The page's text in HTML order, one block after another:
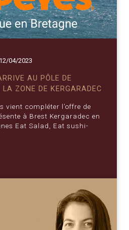
12/04/2023
AU PÔLE DE
LA ZONE DE KERGARADEC
vient compléter l’offre de
à Brest Kergaradec en
Eat Salad, Eat sushi-